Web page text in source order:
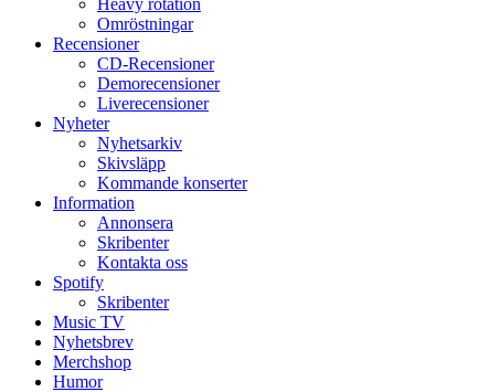
Heavy rotation
Omröstningar
Recensioner
CD-Recensioner
Demorecensioner
Liverecensioner
Nyheter
Nyhetsarkiv
Skivsläpp
Kommande konserter
Information
Annonsera
Skribenter
Kontakta oss
Spotify
Skribenter
Music TV
Nyhetsbrev
Merchshop
Humor